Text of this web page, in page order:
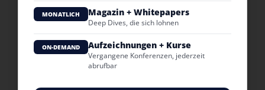
MONATLICH Magazin + Whitepapers
Deep Dives, die sich lohnen
ON-DEMAND Aufzeichnungen + Kurse
Vergangene Konferenzen, jederzeit
abrufbar